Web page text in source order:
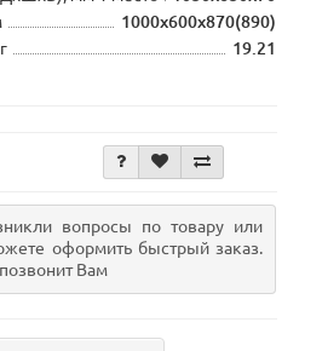
1000х600х870(890)
19.21
вопросы по товару или
оформить быстрый заказ.
Вам